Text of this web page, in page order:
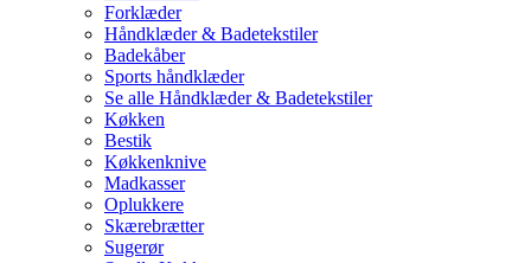
Forklæder
Håndklæder & Badetekstiler
Badekåber
Sports håndklæder
Se alle Håndklæder & Badetekstiler
Køkken
Bestik
Køkkenknive
Madkasser
Oplukkere
Skærebrætter
Sugerør